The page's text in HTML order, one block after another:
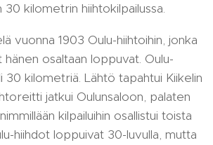
30 kilometrin hiihtokilpailussa.
vuonna 1903 Oulu-hiihtoihin, jonka
osaltaan loppuvat. Oulu-
30 kilometriä. Lähtö tapahtui Kiikelin
jatkui Oulunsaloon, palaten
kilpailuihin osallistui toista
hiihdot loppuivat 30-luvulla, mutta